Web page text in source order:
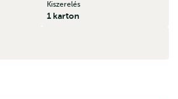
Kiszerelés
1 karton